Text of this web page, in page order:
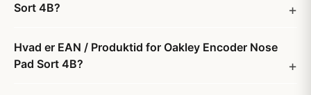
Sort 4B?
Hvad er EAN / Produktid for Oakley Encoder Nose
Pad Sort 4B?